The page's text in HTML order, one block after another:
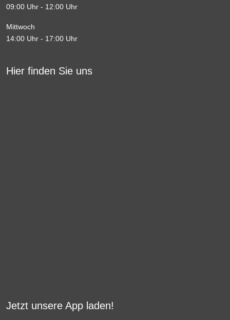
09:00 Uhr - 12:00 Uhr
Mittwoch
14:00 Uhr - 17:00 Uhr
Hier finden Sie uns
Jetzt unsere App laden!